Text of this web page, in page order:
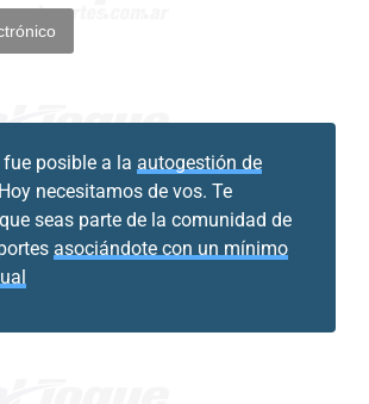
posible a la autogestión de
Hoy necesitamos de vos. Te
seas parte de la comunidad de
asociándote con un mínimo